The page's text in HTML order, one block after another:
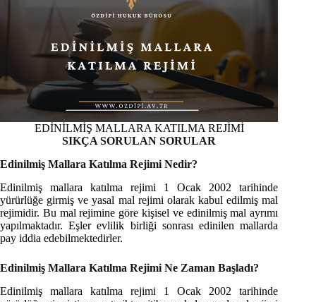
EDİNİLMİŞ MALLARA KATILMA REJİMİ
SIKÇA SORULAN SORULAR
Edinilmiş Mallara Katılma Rejimi Nedir?
Edinilmiş mallara katılma rejimi 1 Ocak 2002 tarihinde
yürürlüğe girmiş ve yasal mal rejimi olarak kabul edilmiş mal
rejimidir. Bu mal rejimine göre kişisel ve edinilmiş mal ayrımı
yapılmaktadır. Eşler evlilik birliği sonrası edinilen mallarda
pay iddia edebilmektedirler.
Edinilmiş Mallara Katılma Rejimi Ne Zaman Başladı?
Edinilmiş mallara katılma rejimi 1 Ocak 2002 tarihinde